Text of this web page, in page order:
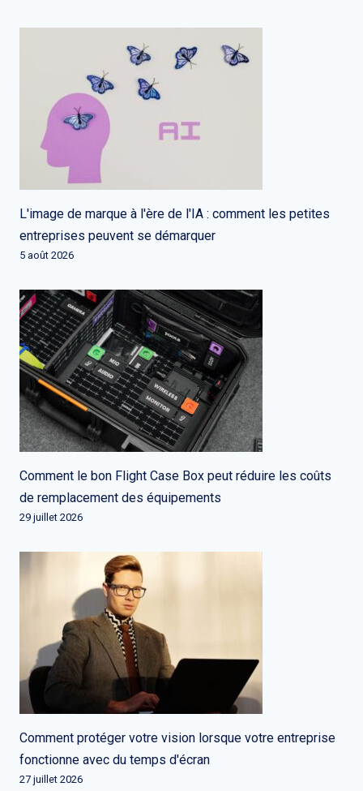
L'image de marque à l'ère de l'IA : comment les petites
entreprises peuvent se démarquer
5 août 2026
Comment le bon Flight Case Box peut réduire les coûts
de remplacement des équipements
29 juillet 2026
Comment protéger votre vision lorsque votre entreprise
fonctionne avec du temps d'écran
27 juillet 2026